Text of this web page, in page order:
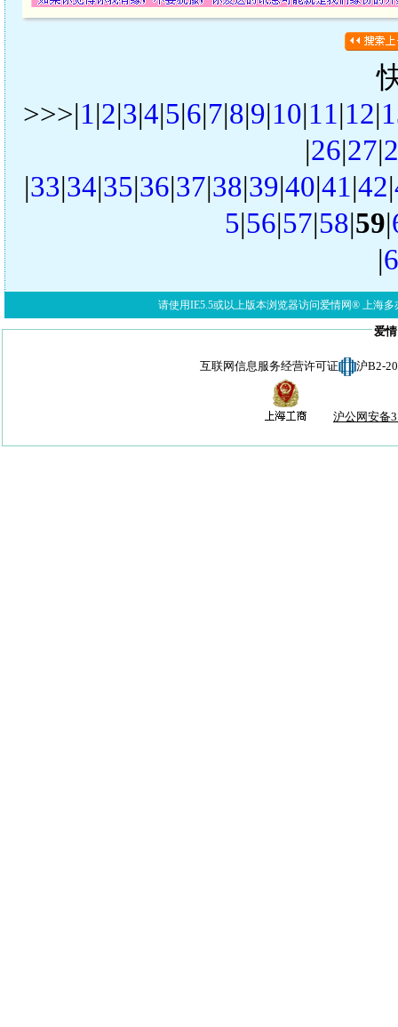
>>>|1|2|3|4|5|6|7|8|9|10|11|12|
|26|27|
|33|34|35|36|37|38|39|40|41|42|
5|56|57|58|59|
|
请使用IE5.5或以上版本浏览器访问爱情网® 上海多
爱
互联网信息服务经营许可证 沪B2-
沪公网安备